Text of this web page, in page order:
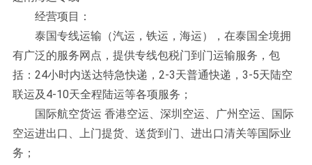
经营项目：
泰国专线运输（汽运，铁运，海运），在泰国全境拥
有广泛的服务网点，提供专线包税门到门运输服务，包
括：24小时内送达特急快递，2-3天普通快递，3-5天陆空
联运及4-10天全程陆运等各项服务；
国际航空货运 香港空运、深圳空运、广州空运、国际
空运进出口、上门提货、送货到门、进出口清关等国际业
务；